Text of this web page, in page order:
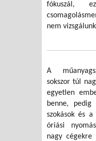
fókuszál,
nem
A
sokszor túl
egyetlen
benne, pedig
szokások és a
óriási
nagy cégekre